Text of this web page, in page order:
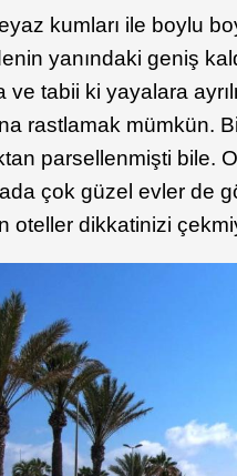
kumları ile boylu
yanındaki geniş
ve tabii ki yayalara
rastlamak mümkün.
parsellenmişti bile.
çok güzel evler de
oteller dikkatinizi